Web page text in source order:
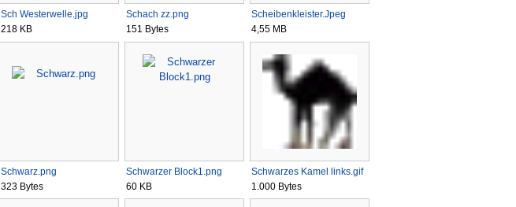
Sch Westerwelle.jpg
218 KB
Schach zz.png
151 Bytes
Scheibenkleister.Jpeg
4,55 MB
Schwarz.png
323 Bytes
Schwarzer Block1.png
60 KB
Schwarzes Kamel links.gif
1.000 Bytes